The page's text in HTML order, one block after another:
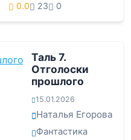
0.0 23 0
Таль 7.
Отголоски
прошлого
15.01.2026
Наталья Егорова
Фантастика